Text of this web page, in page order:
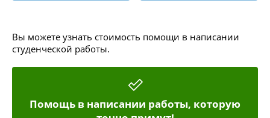
Вы можете узнать стоимость помощи в написании
студенческой работы.
Помощь в написании работы, которую